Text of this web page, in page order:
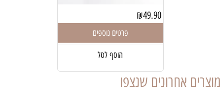
₪49.90
פרטים נוספים
הוסף לסל
מוצרים אחרונים שנצפו